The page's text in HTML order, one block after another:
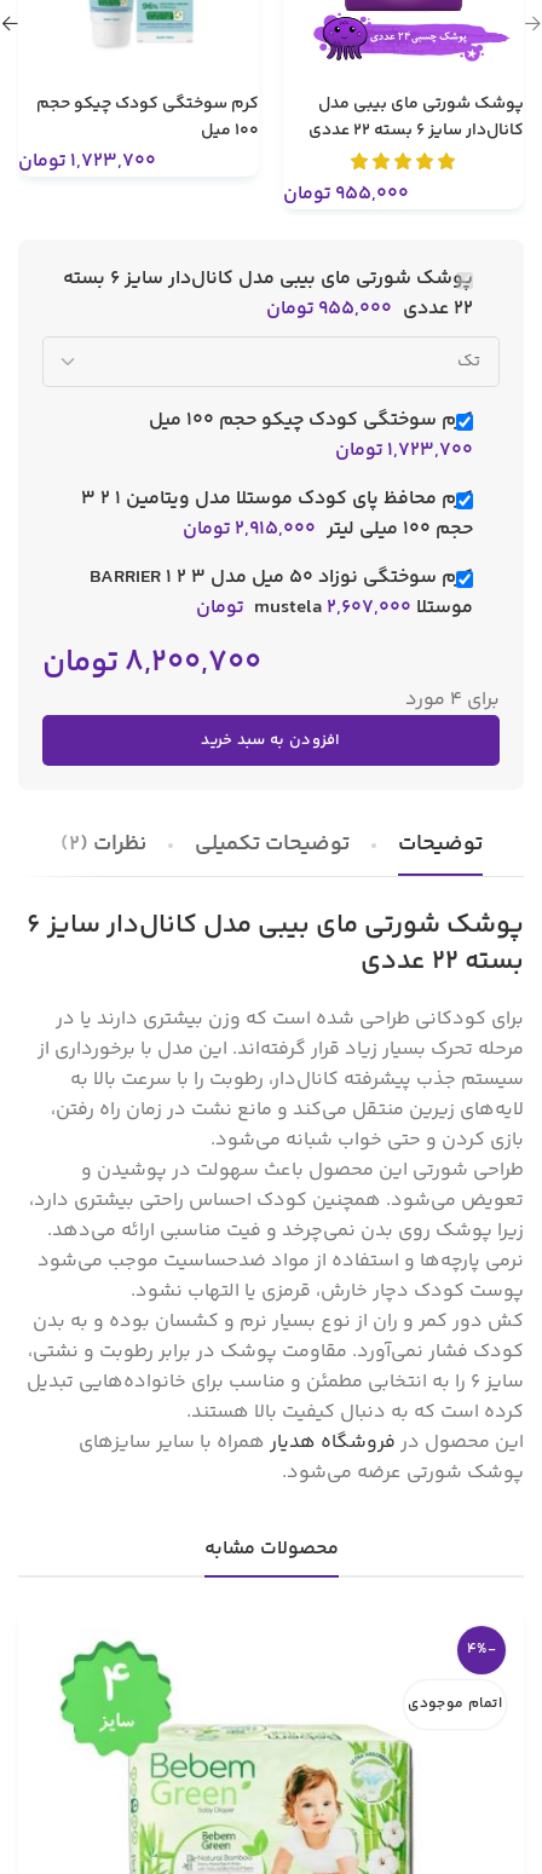
پوشک شورتی مای بیبی مدل
کانال‌دار سایز 6 بسته 22 عددی
955,000 تومان
کرم سوختگی کودک چیکو حجم
۱۰۰ میل
1,723,700 تومان
پوشک شورتی مای بیبی مدل کانال‌دار سایز 6 بسته
22 عددی
955,000 تومان
کرم سوختگی کودک چیکو حجم ۱۰۰ میل
1,723,700 تومان
کرم محافظ پای کودک موستلا مدل ویتامین 1 2 3
حجم 100 میلی لیتر
2,915,000 تومان
کرم سوختگی نوزاد 50 میل مدل 3 2 1 BARRIER
موستلا mustela 2,607,000 تومان
8,200,700تومان
برای 4 مورد
افزودن به سبد خرید
توضیحات توضیحات تکمیلی نظرات (2)
پوشک شورتی مای بیبی مدل کانال‌دار سایز 6
بسته 22 عددی
برای کودکانی طراحی شده است که وزن بیشتری دارند یا در
مرحله تحرک بسیار زیاد قرار گرفته‌اند. این مدل با برخورداری از
سیستم جذب پیشرفته کانال‌دار، رطوبت را با سرعت بالا به
لایه‌های زیرین منتقل می‌کند و مانع نشت در زمان راه رفتن،
بازی کردن و حتی خواب شبانه می‌شود.
طراحی شورتی این محصول باعث سهولت در پوشیدن و
تعویض می‌شود. همچنین کودک احساس راحتی بیشتری دارد،
زیرا پوشک روی بدن نمی‌چرخد و فیت مناسبی ارائه می‌دهد.
نرمی پارچه‌ها و استفاده از مواد ضدحساسیت موجب می‌شود
پوست کودک دچار خارش، قرمزی یا التهاب نشود.
کش دور کمر و ران از نوع بسیار نرم و کشسان بوده و به بدن
کودک فشار نمی‌آورد. مقاومت پوشک در برابر رطوبت و نشتی،
سایز 6 را به انتخابی مطمئن و مناسب برای خانواده‌هایی تبدیل
کرده است که به دنبال کیفیت بالا هستند.
این محصول در فروشگاه هدیار همراه با سایر سایزهای
پوشک شورتی عرضه می‌شود.
محصولات مشابه
-4%
اتمام موجودی